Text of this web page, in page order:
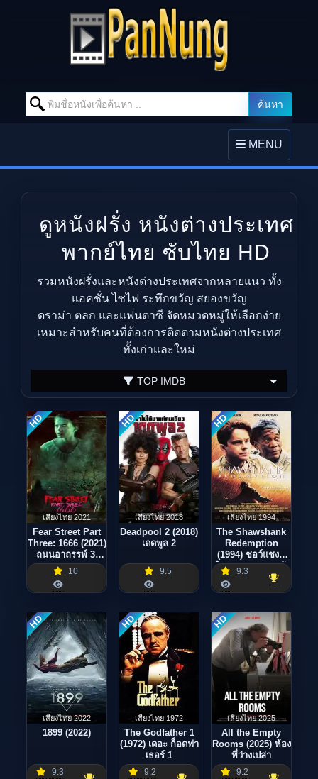
Search for: ค้นหา
TOGGLE
NAVIGATION
MENU
ดูหนังฝรั่ง หนังต่างประเทศ
พากย์ไทย ซับไทย HD
รวมหนังฝรั่งและหนังต่างประเทศจากหลายแนว ทั้ง
แอคชั่น ไซไฟ ระทึกขวัญ สยองขวัญ
ดราม่า ตลก และแฟนตาซี จัดหมวดหมู่ให้เลือกง่าย
เหมาะสำหรับคนที่ต้องการติดตามหนังต่างประเทศ
ทั้งเก่าและใหม่
TOP IMDB
HD
เสียงไทย 2021
Fear Street Part
Three: 1666 (2021)
ถนนอาถรรพ์ 3:
1666
10
HD
เสียงไทย 2018
Deadpool 2 (2018)
เดดพูล 2
9.5
HD
เสียงไทย 1994
The Shawshank
Redemption
(1994) ชอว์แชงค์
มิตรภาพ ความหวัง
ความรุนแรง
9.3
HD
เสียงไทย 2022
1899 (2022)
9.3
HD
เสียงไทย 1972
The Godfather 1
(1972) เดอะ ก็อดฟา
เธอร์ 1
9.2
HD
เสียงไทย 2025
All the Empty
Rooms (2025) ห้อง
ที่ว่างเปล่า
9.2